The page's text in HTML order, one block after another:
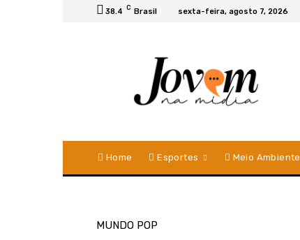
38.4 C Brasil sexta-feira, agosto 7, 2026
Home Esportes Meio Ambiente
MUNDO POP